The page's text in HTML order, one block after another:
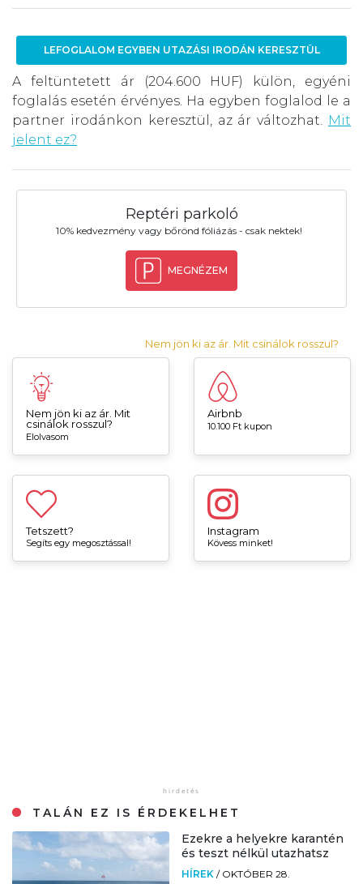
LEFOGLALOM EGYBEN UTAZÁSI IRODÁN KERESZTÜL
A feltüntetett ár (204.600 HUF) külön, egyéni
foglalás esetén érvényes. Ha egyben foglalod le a
partner irodánkon keresztül, az ár változhat. Mit
jelent ez?
Reptéri parkoló
10% kedvezmény vagy bőrönd fóliázás - csak nektek!
MEGNÉZEM
Nem jön ki az ár. Mit csinálok rosszul?
Nem jön ki az ár. Mit
csinálok rosszul?
Elolvasom
Airbnb
10.100 Ft kupon
Tetszett?
Segíts egy megosztással!
Instagram
Kövess minket!
TALÁN EZ IS ÉRDEKELHET
Ezekre a helyekre karantén
és teszt nélkül utazhatsz
HÍREK / OKTÓBER 28.